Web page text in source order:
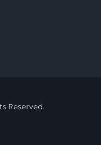
Reserved.